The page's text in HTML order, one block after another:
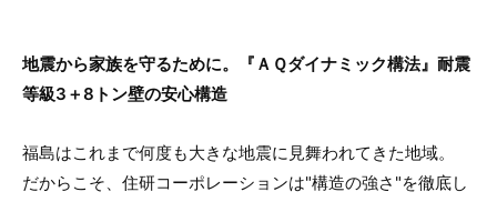
地震から家族を守るために。『ＡＱダイナミック構法』耐震
等級3＋8トン壁の安心構造
福島はこれまで何度も大きな地震に見舞われてきた地域。
だからこそ、住研コーポレーションは"構造の強さ"を徹底し